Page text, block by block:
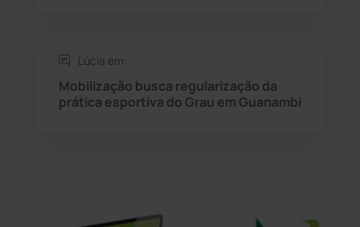
Lúcia em:
Mobilização busca regularização da
prática esportiva do Grau em Guanambi